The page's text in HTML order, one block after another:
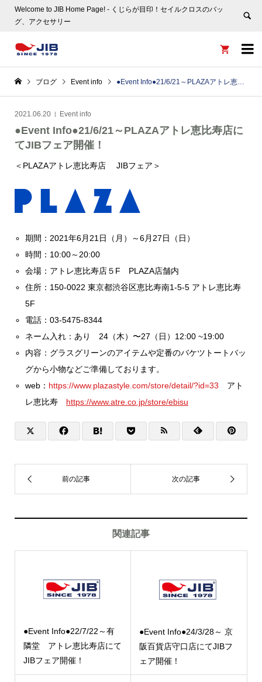
Welcome to JIB Home Page! ‐ くじらが目印！セイルクロスのバッ
グ、アクセサリー


ブログ Event info ●Event Info●21/6/21～PLAZAアトレ恵比寿店にてJIBフェア開催！
2021.06.20 Event info
●Event Info●21/6/21～PLAZAアトレ恵比寿店に
てJIBフェア開催！
＜PLAZAアトレ恵比寿店 JIBフェア＞
期間：2021年6月21日（月）～6月27日（日）
時間：10:00～20:00
会場：アトレ恵比寿店５F PLAZA店舗内
住所：150-0022 東京都渋谷区恵比寿南1-5-5 アトレ恵比寿
5F
電話：03-5475-8344
ネーム入れ：あり 24（木）〜27（日）12:00 ~19:00
内容：グラスグリーンのアイテムや定番のバケツトートバッ
グから小物などご準備しております。
web： https://www.plazastyle.com/store/detail/?id=33 アト
レ恵比寿 https://www.atre.co.jp/store/ebisu
関連記事
●Event Info●22/7/22～有
隣堂 アトレ恵比寿店にて
JIBフェア開催！
●Event Info●24/3/28～ 京
阪百貨店守口店にてJIBフ
ェア開催！